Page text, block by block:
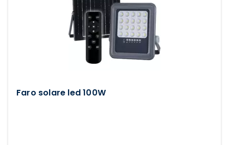
Faro solare led 100W